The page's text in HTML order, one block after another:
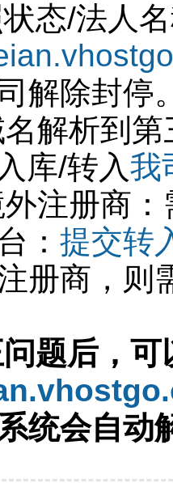
态/法人
解除封停
解析到
库/转入我
注册商
： 提交转
册商，则
题后，可
统会自动